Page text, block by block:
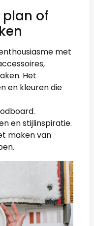
plan of
met
Het
en kleuren die
en stijlinspiratie.
maken van